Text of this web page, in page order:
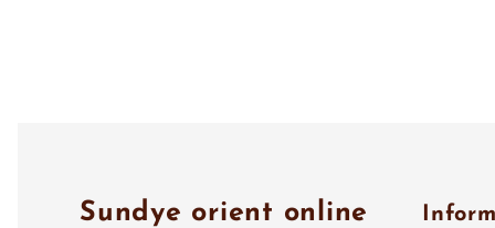
Sundye orient online